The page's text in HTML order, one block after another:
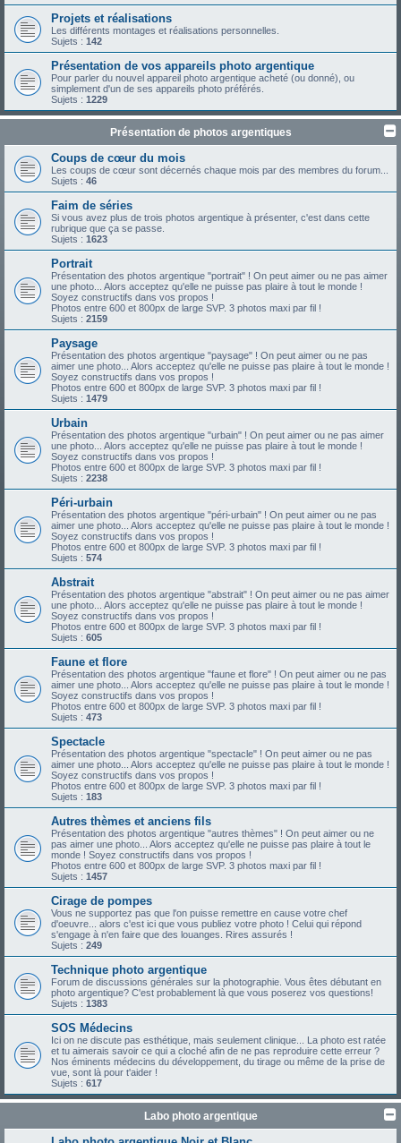
Projets et réalisations
Les différents montages et réalisations personnelles.
Sujets : 142
Présentation de vos appareils photo argentique
Pour parler du nouvel appareil photo argentique acheté (ou donné), ou
simplement d'un de ses appareils photo préférés.
Sujets : 1229
Présentation de photos argentiques
Coups de cœur du mois
Les coups de cœur sont décernés chaque mois par des membres du forum...
Sujets : 46
Faim de séries
Si vous avez plus de trois photos argentique à présenter, c'est dans cette
rubrique que ça se passe.
Sujets : 1623
Portrait
Présentation des photos argentique "portrait" ! On peut aimer ou ne pas aimer
une photo... Alors acceptez qu'elle ne puisse pas plaire à tout le monde !
Soyez constructifs dans vos propos !
Photos entre 600 et 800px de large SVP. 3 photos maxi par fil !
Sujets : 2159
Paysage
Présentation des photos argentique "paysage" ! On peut aimer ou ne pas
aimer une photo... Alors acceptez qu'elle ne puisse pas plaire à tout le monde !
Soyez constructifs dans vos propos !
Photos entre 600 et 800px de large SVP. 3 photos maxi par fil !
Sujets : 1479
Urbain
Présentation des photos argentique "urbain" ! On peut aimer ou ne pas aimer
une photo... Alors acceptez qu'elle ne puisse pas plaire à tout le monde !
Soyez constructifs dans vos propos !
Photos entre 600 et 800px de large SVP. 3 photos maxi par fil !
Sujets : 2238
Péri-urbain
Présentation des photos argentique "péri-urbain" ! On peut aimer ou ne pas
aimer une photo... Alors acceptez qu'elle ne puisse pas plaire à tout le monde !
Soyez constructifs dans vos propos !
Photos entre 600 et 800px de large SVP. 3 photos maxi par fil !
Sujets : 574
Abstrait
Présentation des photos argentique "abstrait" ! On peut aimer ou ne pas aimer
une photo... Alors acceptez qu'elle ne puisse pas plaire à tout le monde !
Soyez constructifs dans vos propos !
Photos entre 600 et 800px de large SVP. 3 photos maxi par fil !
Sujets : 605
Faune et flore
Présentation des photos argentique "faune et flore" ! On peut aimer ou ne pas
aimer une photo... Alors acceptez qu'elle ne puisse pas plaire à tout le monde !
Soyez constructifs dans vos propos !
Photos entre 600 et 800px de large SVP. 3 photos maxi par fil !
Sujets : 473
Spectacle
Présentation des photos argentique "spectacle" ! On peut aimer ou ne pas
aimer une photo... Alors acceptez qu'elle ne puisse pas plaire à tout le monde !
Soyez constructifs dans vos propos !
Photos entre 600 et 800px de large SVP. 3 photos maxi par fil !
Sujets : 183
Autres thèmes et anciens fils
Présentation des photos argentique "autres thèmes" ! On peut aimer ou ne
pas aimer une photo... Alors acceptez qu'elle ne puisse pas plaire à tout le
monde ! Soyez constructifs dans vos propos !
Photos entre 600 et 800px de large SVP. 3 photos maxi par fil !
Sujets : 1457
Cirage de pompes
Vous ne supportez pas que l'on puisse remettre en cause votre chef
d'oeuvre... alors c'est ici que vous publiez votre photo ! Celui qui répond
s'engage à n'en faire que des louanges. Rires assurés !
Sujets : 249
Technique photo argentique
Forum de discussions générales sur la photographie. Vous êtes débutant en
photo argentique? C'est probablement là que vous poserez vos questions!
Sujets : 1383
SOS Médecins
Ici on ne discute pas esthétique, mais seulement clinique... La photo est ratée
et tu aimerais savoir ce qui a cloché afin de ne pas reproduire cette erreur ?
Nos éminents médecins du développement, du tirage ou même de la prise de
vue, sont là pour t'aider !
Sujets : 617
Labo photo argentique